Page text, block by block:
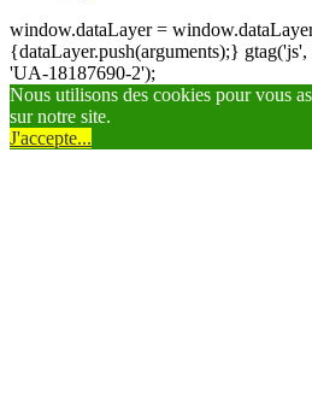
window.dataLayer =
{dataLayer.push(arguments);}
'UA-18187690-2');
Nous utilisons des cookies pour vous
sur notre site.
J'accepte...